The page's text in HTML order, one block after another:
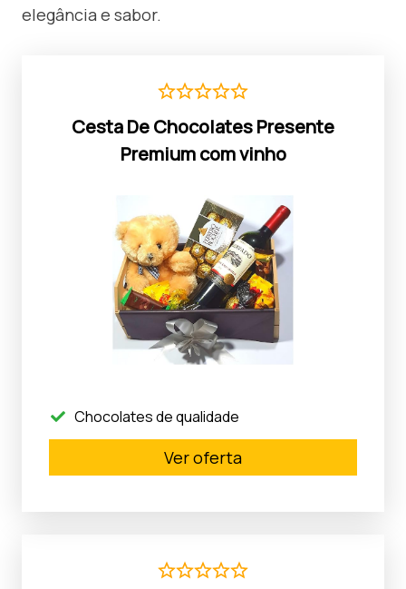
elegância e sabor.
Cesta De Chocolates Presente
Premium com vinho
Chocolates de qualidade
Ver oferta